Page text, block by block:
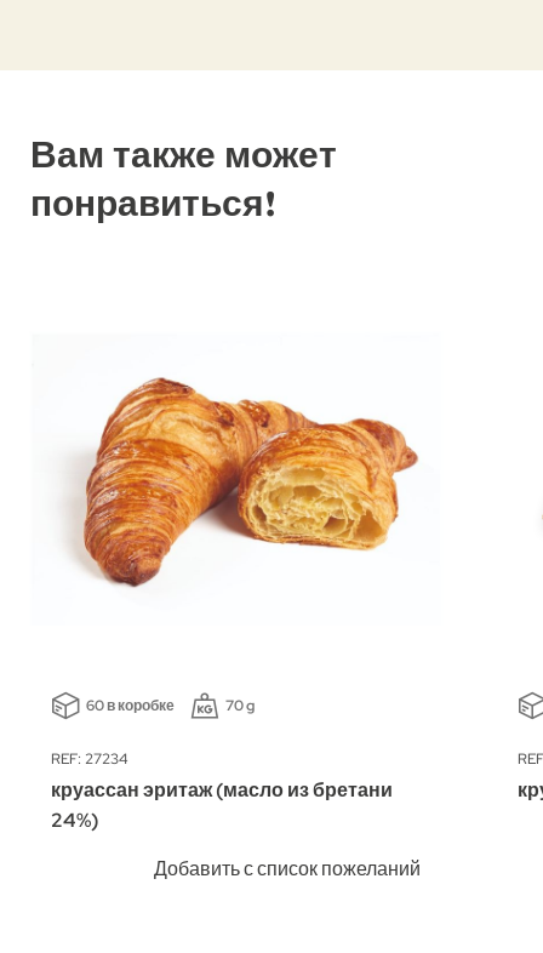
Вам также может
понравиться!
60 в коробке 70 g
REF: 27234
круассан эритаж (масло из бретани
24%)
Добавить с список пожеланий